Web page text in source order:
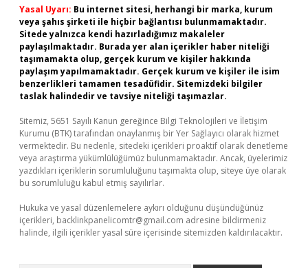
Yasal Uyarı: Bu internet sitesi, herhangi bir marka, kurum
veya şahıs şirketi ile hiçbir bağlantısı bulunmamaktadır.
Sitede yalnızca kendi hazırladığımız makaleler
paylaşılmaktadır. Burada yer alan içerikler haber niteliği
taşımamakta olup, gerçek kurum ve kişiler hakkında
paylaşım yapılmamaktadır. Gerçek kurum ve kişiler ile isim
benzerlikleri tamamen tesadüfidir. Sitemizdeki bilgiler
taslak halindedir ve tavsiye niteliği taşımazlar.
Sitemiz, 5651 Sayılı Kanun gereğince Bilgi Teknolojileri ve İletişim
Kurumu (BTK) tarafından onaylanmış bir Yer Sağlayıcı olarak hizmet
vermektedir. Bu nedenle, sitedeki içerikleri proaktif olarak denetleme
veya araştırma yükümlülüğümüz bulunmamaktadır. Ancak, üyelerimiz
yazdıkları içeriklerin sorumluluğunu taşımakta olup, siteye üye olarak
bu sorumluluğu kabul etmiş sayılırlar.
Hukuka ve yasal düzenlemelere aykırı olduğunu düşündüğünüz
içerikleri, backlinkpanelicomtr@gmail.com adresine bildirmeniz
halinde, ilgili içerikler yasal süre içerisinde sitemizden kaldırılacaktır.